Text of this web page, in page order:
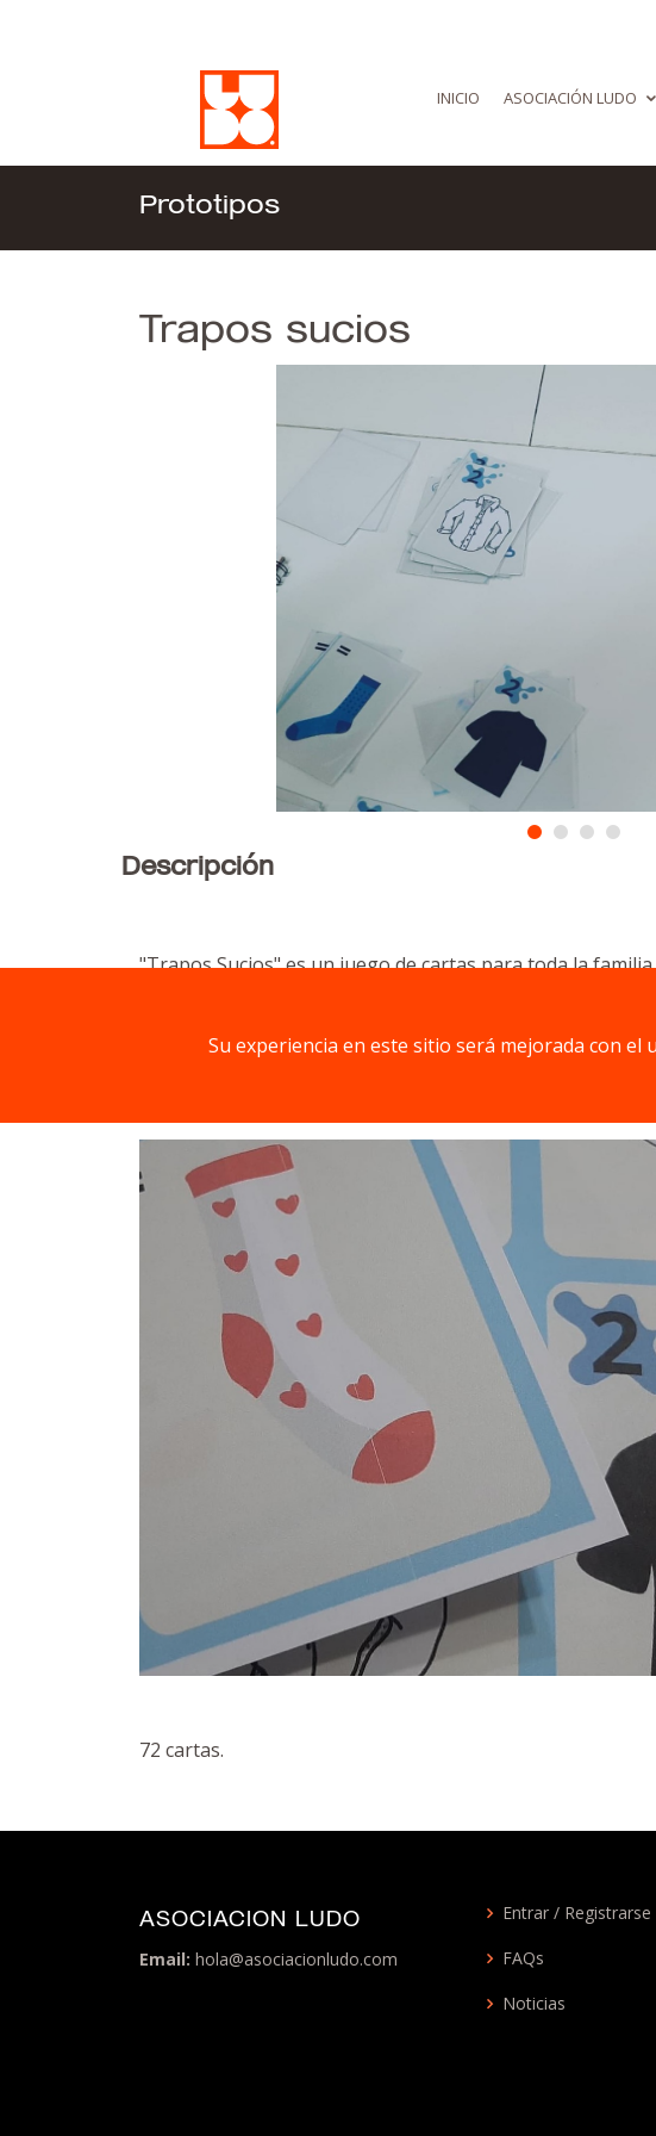
INICIO ASOCIACIÓN LUDO
Prototipos
Trapos sucios
Descripción
"Trapos Sucios" es un juego de cartas para toda la
72 cartas.
ASOCIACION LUDO
Email: hola@asociacionludo.com
Entrar / Registrarse
FAQs
Noticias
Su experiencia en este sitio será mejorada con el